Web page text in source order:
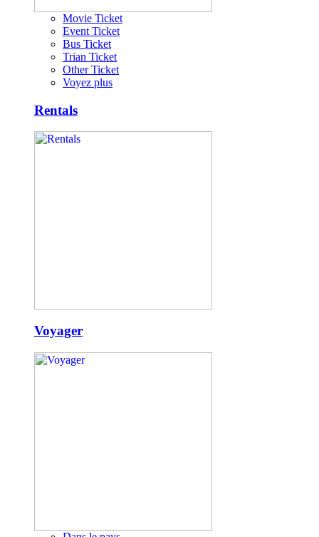
Movie Ticket
Event Ticket
Bus Ticket
Trian Ticket
Other Ticket
Voyez plus
Rentals
Voyager